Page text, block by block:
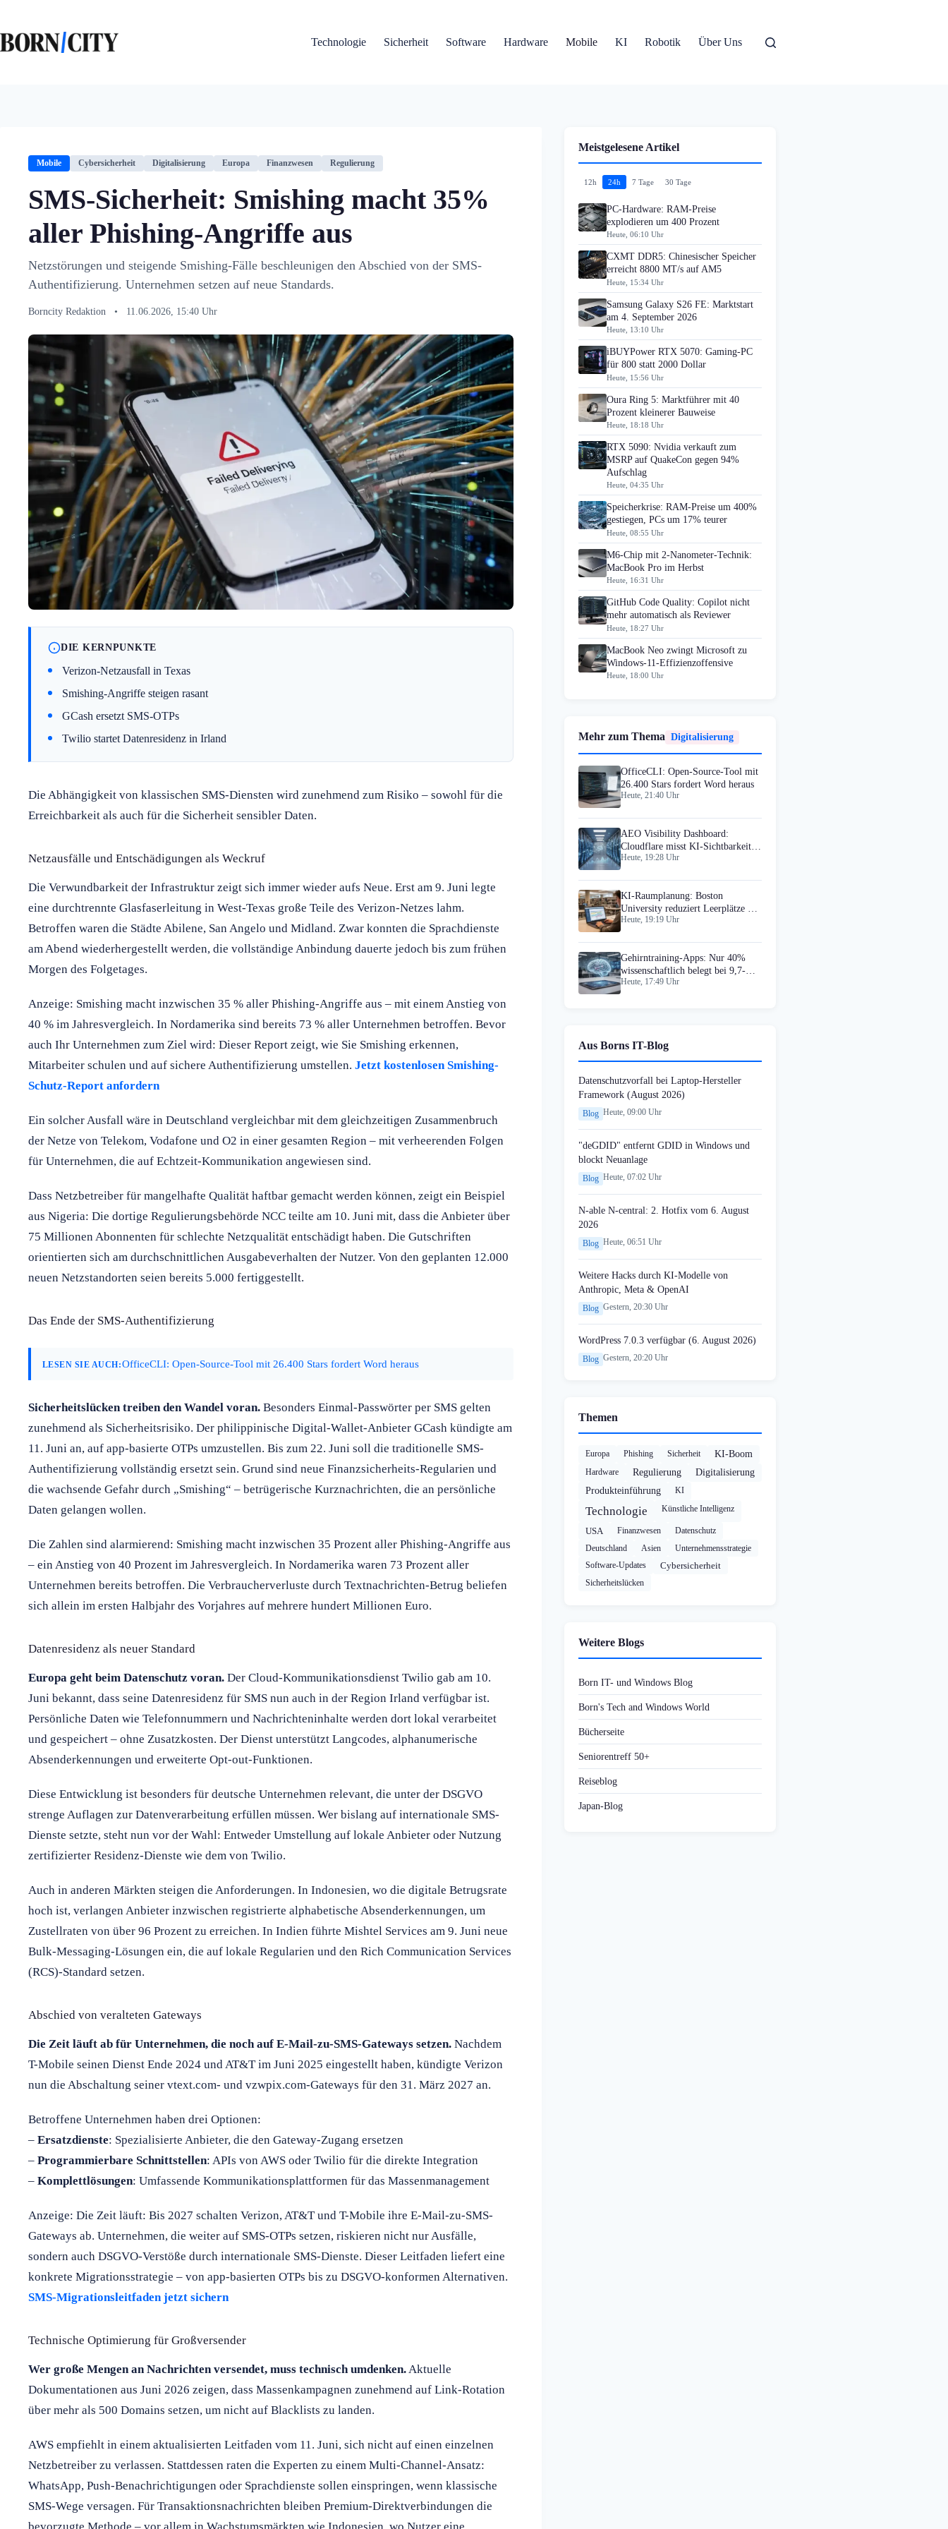
springen
Technologie
Sicherheit Software Hardware Mobile KI Robotik Über Uns
Mobile Cybersicherheit Digitalisierung Europa Finanzwesen Regulierung
SMS-Sicherheit: Smishing macht 35%
aller Phishing-Angriffe aus
Netzstörungen und steigende Smishing-Fälle beschleunigen den Abschied von der SMS-
Authentifizierung. Unternehmen setzen auf neue Standards.
Borncity Redaktion • 11.06.2026, 15:40 Uhr
DIE KERNPUNKTE
Verizon-Netzausfall in Texas
Smishing-Angriffe steigen rasant
GCash ersetzt SMS-OTPs
Twilio startet Datenresidenz in Irland
Die Abhängigkeit von klassischen SMS-Diensten wird zunehmend zum Risiko – sowohl für die
Erreichbarkeit als auch für die Sicherheit sensibler Daten.
Netzausfälle und Entschädigungen als Weckruf
Die Verwundbarkeit der Infrastruktur zeigt sich immer wieder aufs Neue. Erst am 9. Juni legte
eine durchtrennte Glasfaserleitung in West-Texas große Teile des Verizon-Netzes lahm.
Betroffen waren die Städte Abilene, San Angelo und Midland. Zwar konnten die Sprachdienste
am Abend wiederhergestellt werden, die vollständige Anbindung dauerte jedoch bis zum frühen
Morgen des Folgetages.
Anzeige: Smishing macht inzwischen 35 % aller Phishing-Angriffe aus – mit einem Anstieg von
40 % im Jahresvergleich. In Nordamerika sind bereits 73 % aller Unternehmen betroffen. Bevor
auch Ihr Unternehmen zum Ziel wird: Dieser Report zeigt, wie Sie Smishing erkennen,
Mitarbeiter schulen und auf sichere Authentifizierung umstellen. Jetzt kostenlosen Smishing-
Schutz-Report anfordern
Ein solcher Ausfall wäre in Deutschland vergleichbar mit dem gleichzeitigen Zusammenbruch
der Netze von Telekom, Vodafone und O2 in einer gesamten Region – mit verheerenden Folgen
für Unternehmen, die auf Echtzeit-Kommunikation angewiesen sind.
Dass Netzbetreiber für mangelhafte Qualität haftbar gemacht werden können, zeigt ein Beispiel
aus Nigeria: Die dortige Regulierungsbehörde NCC teilte am 10. Juni mit, dass die Anbieter über
75 Millionen Abonnenten für schlechte Netzqualität entschädigt haben. Die Gutschriften
orientierten sich am durchschnittlichen Ausgabeverhalten der Nutzer. Von den geplanten 12.000
neuen Netzstandorten seien bereits 5.000 fertiggestellt.
Das Ende der SMS-Authentifizierung
LESEN SIE AUCH:OfficeCLI: Open-Source-Tool mit 26.400 Stars fordert Word heraus
Sicherheitslücken treiben den Wandel voran. Besonders Einmal-Passwörter per SMS gelten
zunehmend als Sicherheitsrisiko. Der philippinische Digital-Wallet-Anbieter GCash kündigte am
11. Juni an, auf app-basierte OTPs umzustellen. Bis zum 22. Juni soll die traditionelle SMS-
Authentifizierung vollständig ersetzt sein. Grund sind neue Finanzsicherheits-Regularien und
die wachsende Gefahr durch „Smishing“ – betrügerische Kurznachrichten, die an persönliche
Daten gelangen wollen.
Die Zahlen sind alarmierend: Smishing macht inzwischen 35 Prozent aller Phishing-Angriffe aus
– ein Anstieg von 40 Prozent im Jahresvergleich. In Nordamerika waren 73 Prozent aller
Unternehmen bereits betroffen. Die Verbraucherverluste durch Textnachrichten-Betrug beliefen
sich allein im ersten Halbjahr des Vorjahres auf mehrere hundert Millionen Euro.
Datenresidenz als neuer Standard
Europa geht beim Datenschutz voran. Der Cloud-Kommunikationsdienst Twilio gab am 10.
Juni bekannt, dass seine Datenresidenz für SMS nun auch in der Region Irland verfügbar ist.
Persönliche Daten wie Telefonnummern und Nachrichteninhalte werden dort lokal verarbeitet
und gespeichert – ohne Zusatzkosten. Der Dienst unterstützt Langcodes, alphanumerische
Absenderkennungen und erweiterte Opt-out-Funktionen.
Diese Entwicklung ist besonders für deutsche Unternehmen relevant, die unter der DSGVO
strenge Auflagen zur Datenverarbeitung erfüllen müssen. Wer bislang auf internationale SMS-
Dienste setzte, steht nun vor der Wahl: Entweder Umstellung auf lokale Anbieter oder Nutzung
zertifizierter Residenz-Dienste wie dem von Twilio.
Auch in anderen Märkten steigen die Anforderungen. In Indonesien, wo die digitale Betrugsrate
hoch ist, verlangen Anbieter inzwischen registrierte alphabetische Absenderkennungen, um
Zustellraten von über 96 Prozent zu erreichen. In Indien führte Mishtel Services am 9. Juni neue
Bulk-Messaging-Lösungen ein, die auf lokale Regularien und den Rich Communication Services
(RCS)-Standard setzen.
Abschied von veralteten Gateways
Die Zeit läuft ab für Unternehmen, die noch auf E-Mail-zu-SMS-Gateways setzen. Nachdem
T-Mobile seinen Dienst Ende 2024 und AT&T im Juni 2025 eingestellt haben, kündigte Verizon
nun die Abschaltung seiner vtext.com- und vzwpix.com-Gateways für den 31. März 2027 an.
Betroffene Unternehmen haben drei Optionen:
– Ersatzdienste: Spezialisierte Anbieter, die den Gateway-Zugang ersetzen
– Programmierbare Schnittstellen: APIs von AWS oder Twilio für die direkte Integration
– Komplettlösungen: Umfassende Kommunikationsplattformen für das Massenmanagement
Anzeige: Die Zeit läuft: Bis 2027 schalten Verizon, AT&T und T-Mobile ihre E-Mail-zu-SMS-
Gateways ab. Unternehmen, die weiter auf SMS-OTPs setzen, riskieren nicht nur Ausfälle,
sondern auch DSGVO-Verstöße durch internationale SMS-Dienste. Dieser Leitfaden liefert eine
konkrete Migrationsstrategie – von app-basierten OTPs bis zu DSGVO-konformen Alternativen.
SMS-Migrationsleitfaden jetzt sichern
Technische Optimierung für Großversender
Wer große Mengen an Nachrichten versendet, muss technisch umdenken. Aktuelle
Dokumentationen aus Juni 2026 zeigen, dass Massenkampagnen zunehmend auf Link-Rotation
über mehr als 500 Domains setzen, um nicht auf Blacklists zu landen.
AWS empfiehlt in einem aktualisierten Leitfaden vom 11. Juni, sich nicht auf einen einzelnen
Netzbetreiber zu verlassen. Stattdessen raten die Experten zu einem Multi-Channel-Ansatz:
WhatsApp, Push-Benachrichtigungen oder Sprachdienste sollen einspringen, wenn klassische
SMS-Wege versagen. Für Transaktionsnachrichten bleiben Premium-Direktverbindungen die
bevorzugte Methode – vor allem in Wachstumsmärkten wie Indonesien, wo Nutzer eine
Meistgelesene Artikel
12h 24h 7 Tage 30 Tage
PC-Hardware: RAM-Preise
explodieren um 400 Prozent
Heute, 06:10 Uhr
CXMT DDR5: Chinesischer Speicher
erreicht 8800 MT/s auf AM5
Heute, 15:34 Uhr
Samsung Galaxy S26 FE: Marktstart
am 4. September 2026
Heute, 13:10 Uhr
iBUYPower RTX 5070: Gaming-PC
für 800 statt 2000 Dollar
Heute, 15:56 Uhr
Oura Ring 5: Marktführer mit 40
Prozent kleinerer Bauweise
Heute, 18:18 Uhr
RTX 5090: Nvidia verkauft zum
MSRP auf QuakeCon gegen 94%
Aufschlag
Heute, 04:35 Uhr
Speicherkrise: RAM-Preise um 400%
gestiegen, PCs um 17% teurer
Heute, 08:55 Uhr
M6-Chip mit 2-Nanometer-Technik:
MacBook Pro im Herbst
Heute, 16:31 Uhr
GitHub Code Quality: Copilot nicht
mehr automatisch als Reviewer
Heute, 18:27 Uhr
MacBook Neo zwingt Microsoft zu
Windows-11-Effizienzoffensive
Heute, 18:00 Uhr
Mehr zum Thema Digitalisierung
OfficeCLI: Open-Source-Tool mit
26.400 Stars fordert Word heraus
Heute, 21:40 Uhr
AEO Visibility Dashboard:
Cloudflare misst KI-Sichtbarkeit
von Marken
Heute, 19:28 Uhr
KI-Raumplanung: Boston
University reduziert Leerplätze um
92%
Heute, 19:19 Uhr
Gehirntraining-Apps: Nur 40%
wissenschaftlich belegt bei 9,7-
Mrd-Markt
Heute, 17:49 Uhr
Aus Borns IT-Blog
Datenschutzvorfall bei Laptop-Hersteller
Framework (August 2026)
Blog Heute, 09:00 Uhr
"deGDID" entfernt GDID in Windows und
blockt Neuanlage
Blog Heute, 07:02 Uhr
N-able N-central: 2. Hotfix vom 6. August
2026
Blog Heute, 06:51 Uhr
Weitere Hacks durch KI-Modelle von
Anthropic, Meta & OpenAI
Blog Gestern, 20:30 Uhr
WordPress 7.0.3 verfügbar (6. August 2026)
Blog Gestern, 20:20 Uhr
Themen
Europa Phishing Sicherheit KI-Boom
Hardware Regulierung
Digitalisierung
Produkteinführung
KI
Technologie Künstliche Intelligenz
USA Finanzwesen
Datenschutz
Deutschland
Asien
Unternehmensstrategie
Software-Updates
Cybersicherheit
Sicherheitslücken
Weitere Blogs
Born IT- und Windows Blog
Born's Tech and Windows World
Bücherseite
Seniorentreff 50+
Reiseblog
Japan-Blog